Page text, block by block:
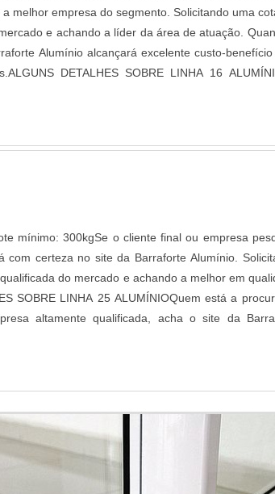
melhor empresa do segmento. Solicitando uma
e achando a líder da área de atuação.
Alumínio alcançará excelente custo-benefício
DETALHES SOBRE LINHA 16
mínimo: 300kgSe o cliente final ou empresa
com certeza no site da Barraforte Alumínio.
do mercado e achando a melhor em
SOBRE LINHA 25 ALUMÍNIOQuem está a
altamente qualificada, acha o site da